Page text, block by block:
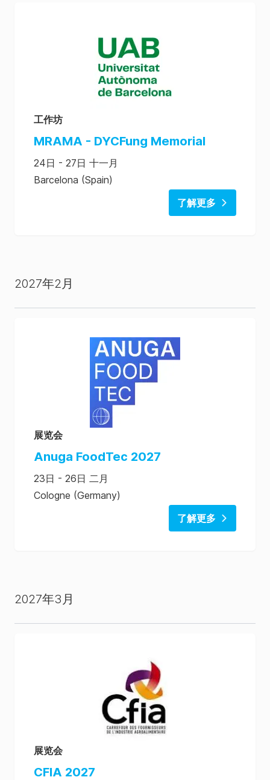
工作坊
MRAMA - DYCFung Memorial
24日 - 27日 十一月
Barcelona (Spain)
了解更多
2027年2月
展览会
Anuga FoodTec 2027
23日 - 26日 二月
Cologne (Germany)
了解更多
2027年3月
展览会
CFIA 2027